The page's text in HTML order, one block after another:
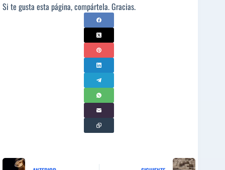
Si te gusta esta página, compártela. Gracias.